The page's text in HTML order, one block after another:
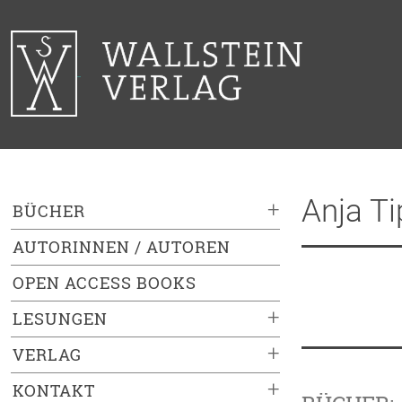
+
BÜCHER
AUTORINNEN / AUTOREN
OPEN ACCESS BOOKS
+
LESUNGEN
+
VERLAG
+
KONTAKT
Anja